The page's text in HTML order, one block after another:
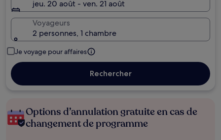
jeu. 20 août - ven. 21 août
Voyageurs
2 personnes, 1 chambre
Je voyage pour affaires
Rechercher
Options d’annulation gratuite en cas de
changement de programme